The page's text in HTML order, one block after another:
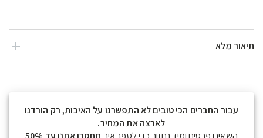
תיאור מלא
עבור החברים הכי טובים לא התפשרנו על האיכות, רק הורדנו
לארצה את המחיר.